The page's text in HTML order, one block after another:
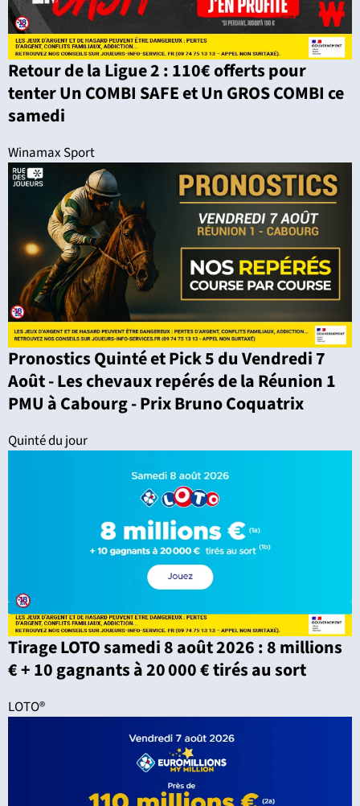
Retour de la Ligue 2 : 110€ offerts pour
tenter Un COMBI SAFE et Un GROS COMBI ce
samedi
Winamax Sport
Pronostics Quinté et Pick 5 du Vendredi 7
Août - Les chevaux repérés de la Réunion 1
PMU à Cabourg - Prix Bruno Coquatrix
Quinté du jour
Tirage LOTO samedi 8 août 2026 : 8 millions
€ + 10 gagnants à 20 000 € tirés au sort
LOTO®